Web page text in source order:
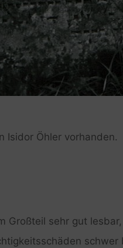
Isidor Öhler vorhanden.
Großteil sehr gut
schwer